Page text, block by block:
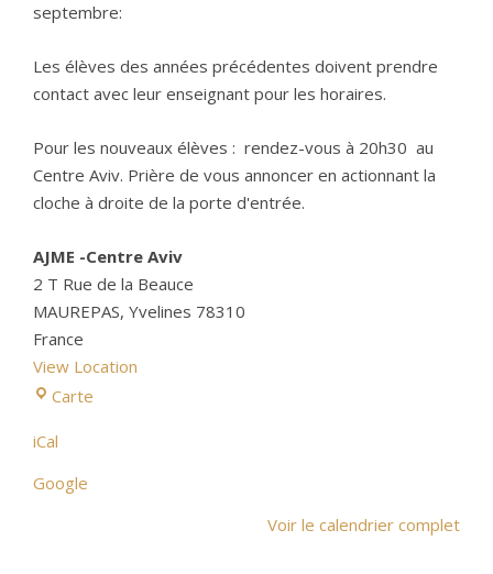
septembre:
Les élèves des années précédentes doivent prendre
contact avec leur enseignant pour les horaires.
Pour les nouveaux élèves : rendez-vous à 20h30 au
Centre Aviv. Prière de vous annoncer en actionnant la
cloche à droite de la porte d'entrée.
AJME -Centre Aviv
2 T Rue de la Beauce
MAUREPAS, Yvelines 78310
France
View Location
Carte
iCal
Google
Voir le calendrier complet